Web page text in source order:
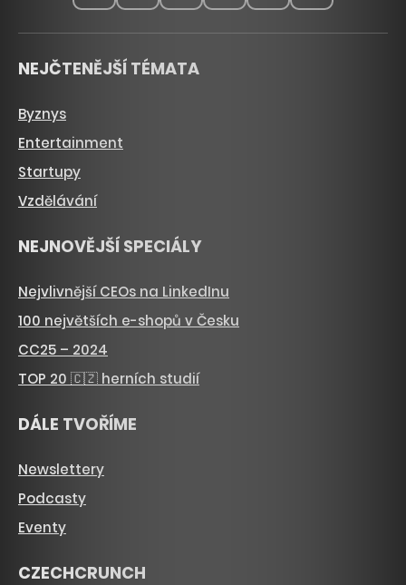
NEJČTENĚJŠÍ TÉMATA
Byznys
Entertainment
Startupy
Vzdělávání
NEJNOVĚJŠÍ SPECIÁLY
Nejvlivnější CEOs na LinkedInu
100 největších e-shopů v Česku
CC25 – 2024
TOP 20 🇨🇿 herních studií
DÁLE TVOŘÍME
Newslettery
Podcasty
Eventy
CZECHCRUNCH